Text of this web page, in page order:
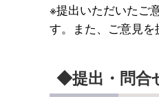
※提出いただいたご
す。また、ご意見を
◆提出・問合